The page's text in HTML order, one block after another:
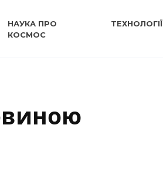
НАУКА ПРО
КОСМОС
ТЕХНОЛОГІЇ